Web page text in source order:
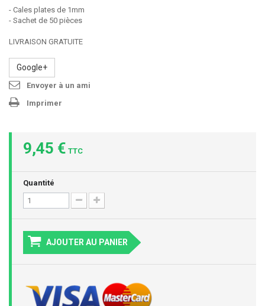
- Cales plates de 1mm
- Sachet de 50 pièces
LIVRAISON GRATUITE
Google+
Envoyer à un ami
Imprimer
9,45 € TTC
Quantité
AJOUTER AU PANIER